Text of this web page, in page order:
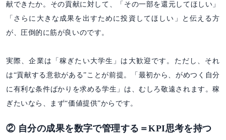
献できたか。その貢献に対して、「その一部を還元してほしい」
「さらに大きな成果を出すために投資してほしい」と伝える方
が、圧倒的に筋が良いのです。
実際、企業は「稼ぎたい大学生」は大歓迎です。ただし、それ
は“貢献する意欲がある”ことが前提。「最初から、がめつく自分
に有利な条件ばかりを求める学生」は、むしろ敬遠されます。稼
ぎたいなら、まず“価値提供”からです。
② 自分の成果を数字で管理する＝KPI思考を持つ